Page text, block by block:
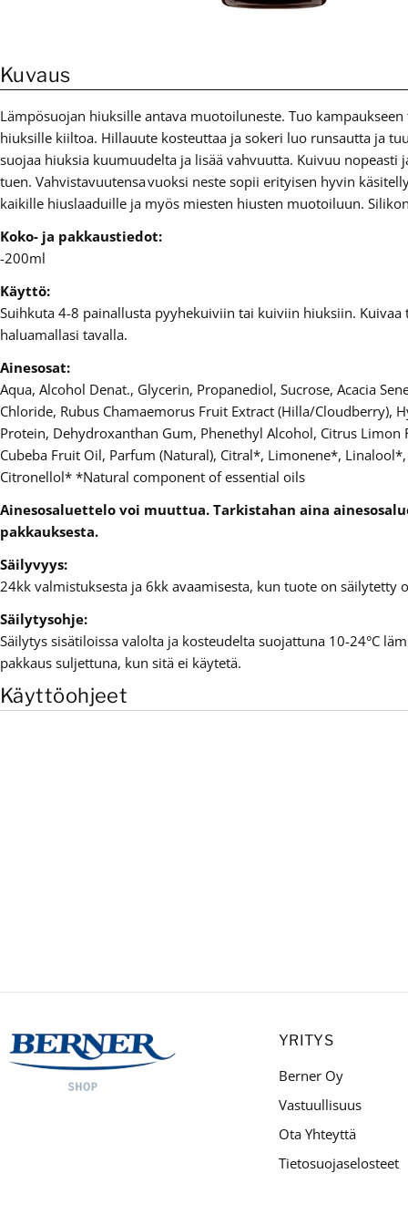
Kuvaus
Lämpösuojan hiuksille antava muotoiluneste. Tuo kampaukseen
hiuksille kiiltoa. Hillauute kosteuttaa ja sokeri luo runsautta ja
suojaa hiuksia kuumuudelta ja lisää vahvuutta. Kuivuu nopeasti
tuen. Vahvistavuutensa vuoksi neste sopii erityisen hyvin
kaikille hiuslaaduille ja myös miesten hiusten muotoiluun.
Koko- ja pakkaustiedot:
-200ml
Käyttö:
Suihkuta 4-8 painallusta pyyhekuiviin tai kuiviin hiuksiin. Kuivaa
haluamallasi tavalla.
Ainesosat:
Aqua, Alcohol Denat., Glycerin, Propanediol, Sucrose, Acacia
Chloride, Rubus Chamaemorus Fruit Extract (Hilla/Cloudberry),
Protein, Dehydroxanthan Gum, Phenethyl Alcohol, Citrus Limon
Cubeba Fruit Oil, Parfum (Natural), Citral*, Limonene*,
Citronellol* *Natural component of essential oils
Ainesosaluettelo voi muuttua. Tarkistahan aina
pakkauksesta.
Säilyvyys:
24kk valmistuksesta ja 6kk avaamisesta, kun tuote on säilytetty
Säilytysohje:
Säilytys sisätiloissa valolta ja kosteudelta suojattuna 10-24°C
pakkaus suljettuna, kun sitä ei käytetä.
Käyttöohjeet
YRITYS
Berner Oy
Vastuullisuus
Ota Yhteyttä
Tietosuojaselosteet